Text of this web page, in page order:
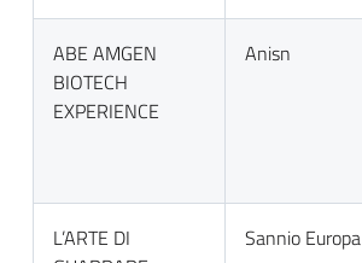
ABE AMGEN
BIOTECH
EXPERIENCE
Anisn
L’ARTE DI
Sannio Europa